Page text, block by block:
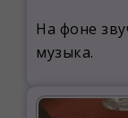
На фоне
музыка.